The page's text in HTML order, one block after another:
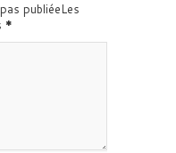
publiéeLes
*